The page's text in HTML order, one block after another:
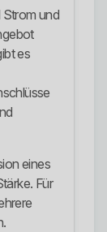
Strom und
es
eines
Für